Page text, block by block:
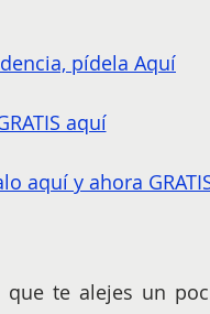
pídela Aquí
aquí
aquí y ahora
te alejes un